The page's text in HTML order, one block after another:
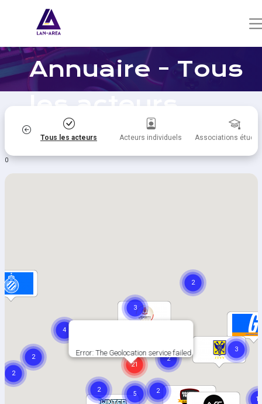
Annuaire - Tous
Tous les acteurs Acteurs individuels Associations
0
Error: The Geolocation service failed.